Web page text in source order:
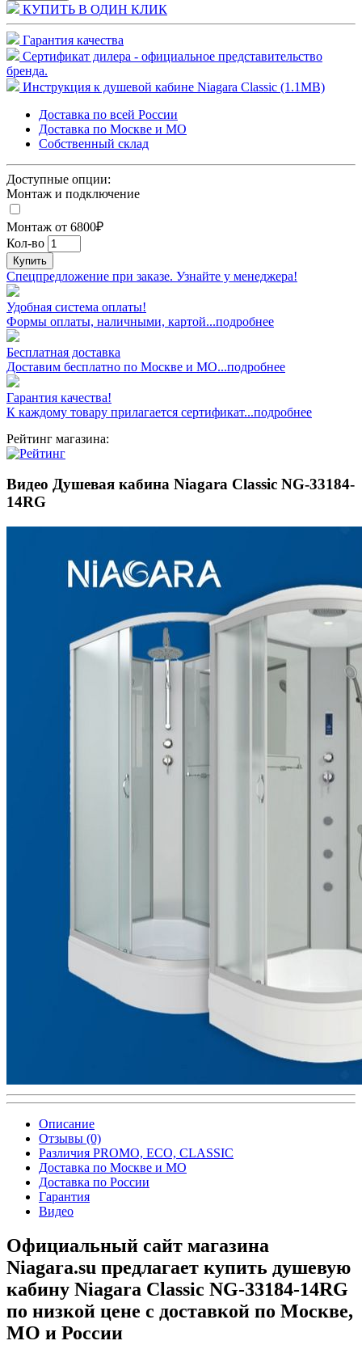
КУПИТЬ В ОДИН КЛИК
Гарантия качества
Сертификат дилера - официальное представительство
бренда.
Инструкция к душевой кабине Niagara Classic (1.1MB)
Доставка по всей России
Доставка по Москве и МО
Собственный склад
Доступные опции:
Монтаж и подключение
Монтаж от 6800₽
Кол-во
Купить
Спецпредложение при заказе. Узнайте у менеджера!
Удобная система оплаты!
Формы оплаты, наличными, картой...подробнее
Бесплатная доставка
Доставим бесплатно по Москве и МО...подробнее
Гарантия качества!
К каждому товару прилагается сертификат...подробнее
Рейтинг магазина:
Видео Душевая кабина Niagara Classic NG-33184-
14RG
Описание
Отзывы (0)
Различия PROMO, ECO, CLASSIC
Доставка по Москве и МО
Доставка по России
Гарантия
Видео
Официальный сайт магазина
Niagara.su предлагает купить душевую
кабину Niagara Classic NG-33184-14RG
по низкой цене с доставкой по Москве,
МО и России